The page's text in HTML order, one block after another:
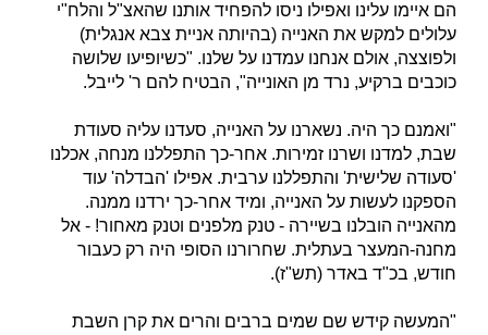
הם איימו עלינו ואפילו ניסו להפחיד אותנו שהאצ"ל והלח"י
עלולים למקש את האנייה (בהיותה אניית צבא אנגלית)
ולפוצצה, אולם אנחנו עמדנו על שלנו. "כשיופיעו שלושה
כוכבים ברקיע, נרד מן האונייה", הבטיח להם ר' לייבל.
"ואמנם כך היה. נשארנו על האנייה, סעדנו עליה סעודת
שבת, למדנו ושרנו זמירות. אחר-כך התפללנו מנחה, אכלנו
'סעודה שלישית' והתפללנו ערבית. אפילו 'הבדלה' עוד
הספקנו לעשות על האנייה, ומיד אחר-כך ירדנו ממנה.
מהאנייה הובלנו בשיירה - טנק מלפנים וטנק מאחור! - אל
מחנה-המעצר בעתלית. שחרורנו הסופי היה רק כעבור
חודש, בכ"ד באדר (תש"ז).
"המעשה קידש שם שמים ברבים והרים את קרן השבת